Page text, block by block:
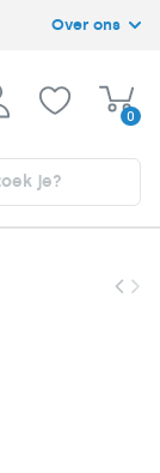
Over ons
0